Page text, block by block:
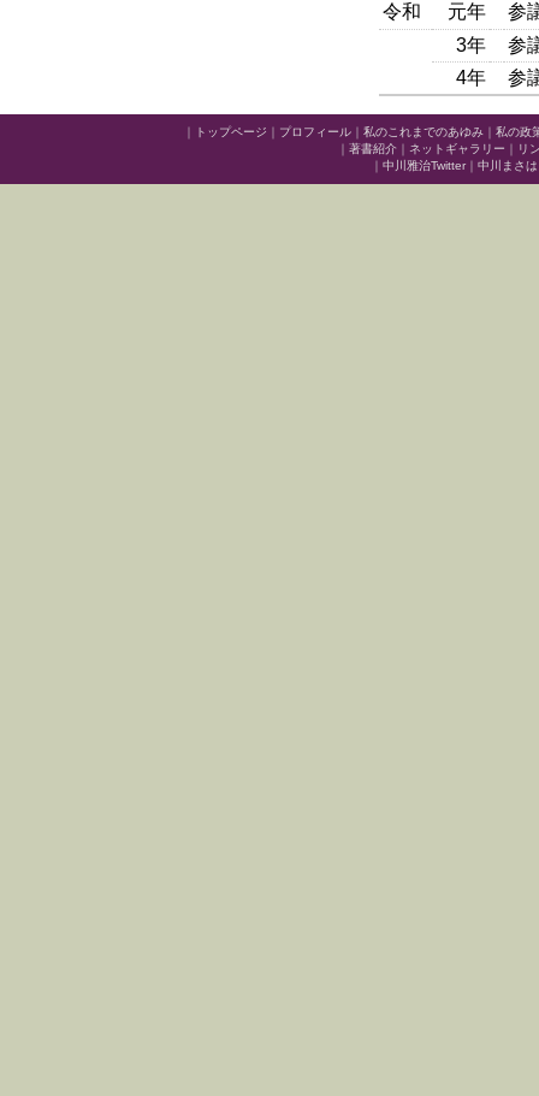
令和
元年
参
3年
参
4年
参
｜ トップページ ｜ プロフィール ｜ 私のこれまでのあゆみ ｜ 私の政
｜ 著書紹介 ｜ ネットギャラリー ｜ リ
｜ 中川雅治Twitter｜ 中川まさ